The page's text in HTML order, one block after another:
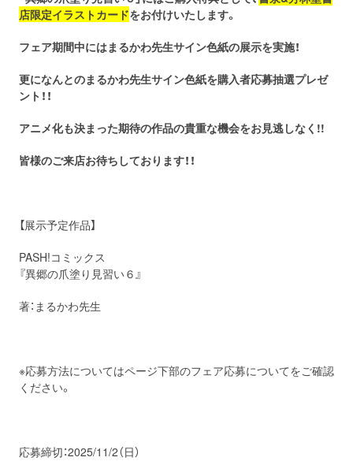
店限定イラストカードをお付けいたします。
フェア期間中にはまるかわ先生サイン色紙の展示を実施！
更になんとのまるかわ先生サイン色紙を購入者応募抽選プレゼ
ント！！
アニメ化も決まった期待の作品の貴重な機会をお見逃しなく!!
皆様のご来店お待ちしております！！
【展示予定作品】
PASH!コミックス
『異郷の爪塗り見習い６』
著：まるかわ先生
※応募方法についてはページ下部のフェア応募についてをご確認
ください。
応募締切：2025/11/2（日）